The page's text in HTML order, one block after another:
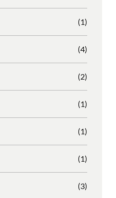
(1)
(4)
(2)
(1)
(1)
(1)
(3)